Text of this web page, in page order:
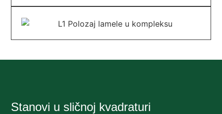
Stanovi u sličnoj kvadraturi